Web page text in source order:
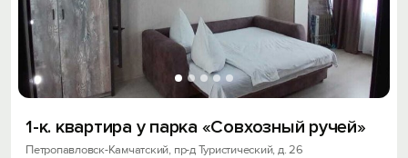
1-к. квартира у парка «Совхозный ручей»
Петропавловск-Камчатский, пр-д Туристический, д. 26